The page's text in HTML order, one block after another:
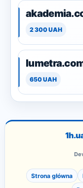
2 300 UAH
650 UAH
Strona główna